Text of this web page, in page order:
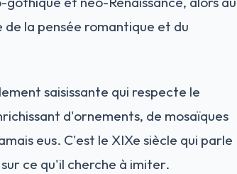
la pensée romantique et du
saisissante qui respecte le
d'ornements, de mosaïques
eus. C'est le XIXe siècle qui parle
ce qu'il cherche à imiter.